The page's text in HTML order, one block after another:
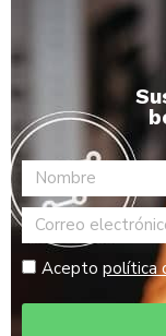
Acepto política